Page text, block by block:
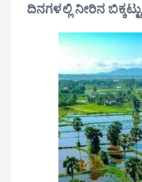
ದಿನಗಳಲ್ಲಿ ನೀರಿನ